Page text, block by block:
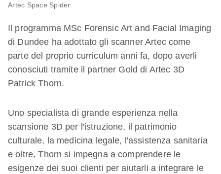
Artec Space Spider
Il programma MSc Forensic Art and Facial Imaging
di Dundee ha adottato gli scanner Artec come
parte del proprio curriculum anni fa, dopo averli
conosciuti tramite il partner Gold di Artec 3D
Patrick Thorn.
Uno specialista di grande esperienza nella
scansione 3D per l'istruzione, il patrimonio
culturale, la medicina legale, l'assistenza sanitaria
e oltre, Thorn si impegna a comprendere le
esigenze dei suoi clienti per aiutarli a integrare le